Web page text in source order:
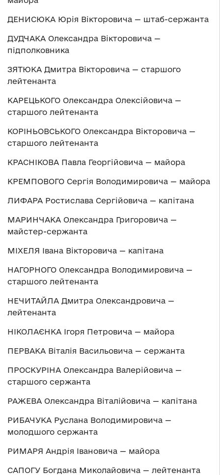
ДЕНИСЮКА Юрія Вікторовича — штаб-сержанта
ДУДЧАКА Олександра Вікторовича —
підполковника
ЗЯТЮКА Дмитра Вікторовича — старшого
лейтенанта
КАРЕЦЬКОГО Олександра Олексійовича —
старшого лейтенанта
КОРІНЬОВСЬКОГО Олександра Вікторовича —
старшого лейтенанта
КРАСНІКОВА Павла Георгійовича — майора
КРЕМПОВОГО Сергія Володимировича — майора
ЛИФАРА Ростислава Сергійовича — капітана
МАРИНЧАКА Олександра Григоровича —
майстер-сержанта
МІХЕЛЯ Івана Вікторовича — капітана
НАГОРНОГО Олександра Володимировича —
старшого лейтенанта
НЕЧИТАЙЛА Дмитра Олександровича —
лейтенанта
НІКОЛАЄНКА Ігоря Петровича — майора
ПЕРВАКА Віталія Васильовича — сержанта
ПРОСКУРІНА Олександра Валерійовича —
старшого сержанта
РАЖЕВА Олександра Віталійовича — капітана
РИБАЧУКА Руслана Володимировича —
молодшого сержанта
РИМАРЯ Андрія Івановича — майора
САПОГУ Богдана Миколайовича — лейтенанта